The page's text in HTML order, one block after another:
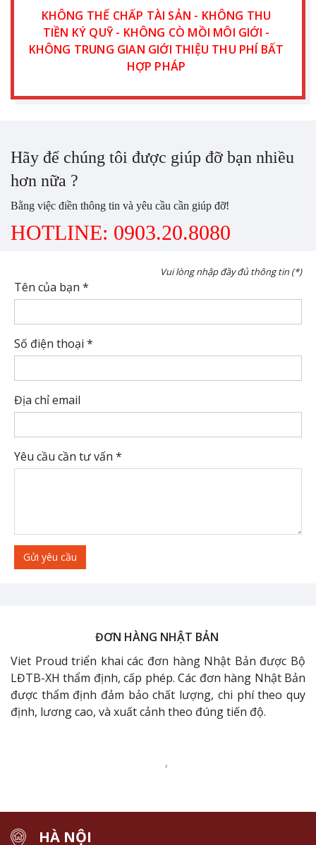
KHÔNG THẾ CHẤP TÀI SẢN - KHÔNG THU
TIỀN KÝ QUỸ - KHÔNG CÒ MỒI MÔI GIỚI -
KHÔNG TRUNG GIAN GIỚI THIỆU THU PHÍ BẤT
HỢP PHÁP
Hãy để chúng tôi được giúp đỡ bạn nhiều
hơn nữa ?
Bằng việc điền thông tin và yêu cầu cần giúp đỡ!
HOTLINE: 0903.20.8080
Vui lòng nhập đầy đủ thông tin (*)
Tên của bạn *
Số điện thoại *
Địa chỉ email
Yêu cầu cần tư vấn *
Gửi yêu cầu
ĐƠN HÀNG NHẬT BẢN
Viet Proud triển khai các đơn hàng Nhật Bản được Bộ
LĐTB-XH thẩm định, cấp phép. Các đơn hàng Nhật Bản
được thẩm định đảm bảo chất lượng, chi phí theo quy
định, lương cao, và xuất cảnh theo đúng tiến độ.
HÀ NỘI